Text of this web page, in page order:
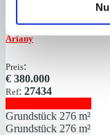
ArianyCharmantes
Ariany
Preis:
€ 380.000
Ref: 27434
Grundstück 276 m²
Grundstück 276 m²